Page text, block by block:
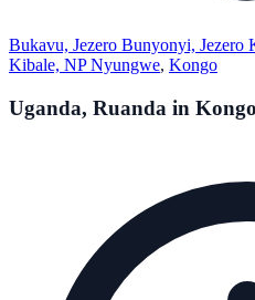
Bukavu, Jezero Bunyonyi,
Kibale, NP Nyungwe, Kongo
Uganda, Ruanda in